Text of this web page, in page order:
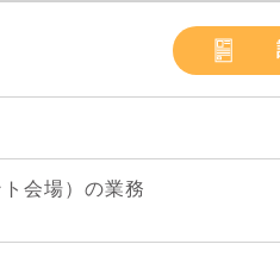
会場）の業務